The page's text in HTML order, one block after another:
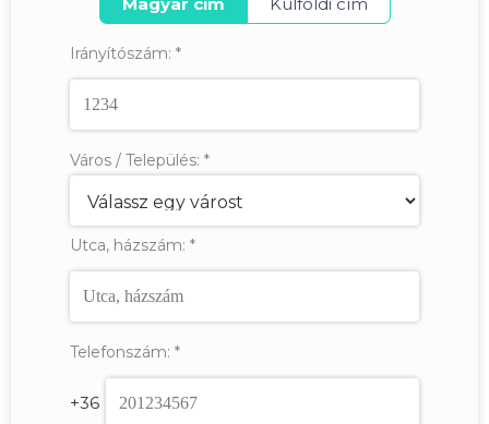
Irányítószám: *
Város / Település: *
Utca, házszám: *
Telefonszám: *
+36